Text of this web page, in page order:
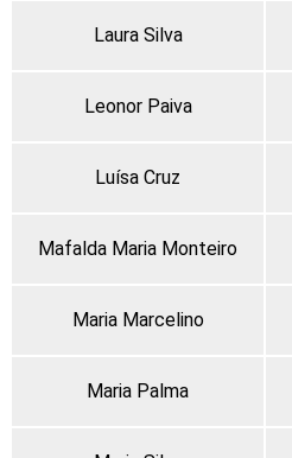
Laura Silva
Leonor Paiva
Luísa Cruz
Mafalda Maria Monteiro
Maria Marcelino
Maria Palma